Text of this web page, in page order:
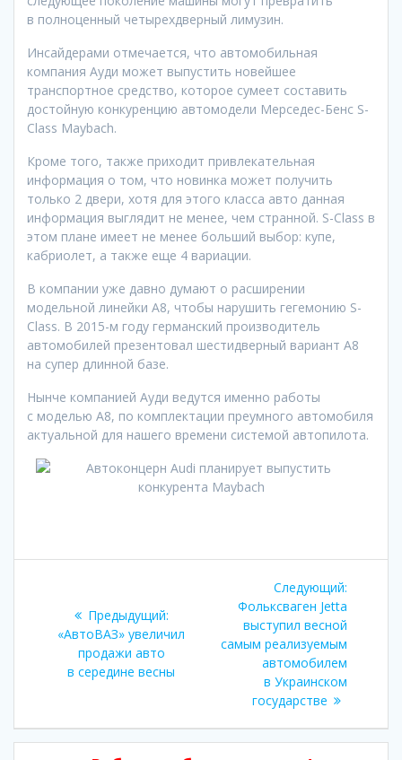
в полноценный четырехдверный лимузин.
Инсайдерами отмечается, что автомобильная
компания Ауди может выпустить новейшее
транспортное средство, которое сумеет составить
достойную конкуренцию автомодели Мерседес-Бенс S-
Class Maybach.
Кроме того, также приходит привлекательная
информация о том, что новинка может получить
только 2 двери, хотя для этого класса авто данная
информация выглядит не менее, чем странной. S-Class в
этом плане имеет не менее больший выбор: купе,
кабриолет, а также еще 4 вариации.
В компании уже давно думают о расширении
модельной линейки A8, чтобы нарушить гегемонию S-
Class. В 2015-м году германский производитель
автомобилей презентовал шестидверный вариант A8
на супер длинной базе.
Нынче компанией Ауди ведутся именно работы
с моделью A8, по комплектации преумного автомобиля
актуальной для нашего времени системой автопилота.
записям
Предыдущий:
Предыдущая
запись:
«АвтоВАЗ» увеличил
продажи авто
в середине весны
Следующий:
Фольксваген Jetta
выступил весной
самым реализуемым
автомобилем
в Украинском
государстве